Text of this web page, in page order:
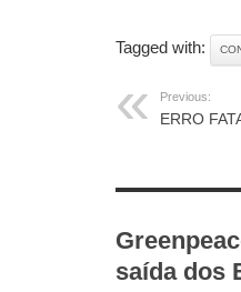
Tagged with:
Previous:
ERRO
saída dos